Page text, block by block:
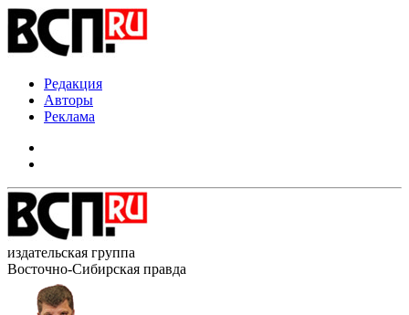
Редакция
Авторы
Реклама
издательская группа
Восточно-Сибирская правда